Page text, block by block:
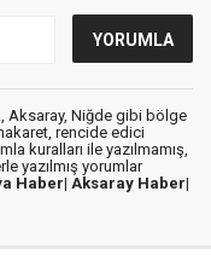
Aksaray, Niğde gibi bölge
rencide edici
kuralları ile yazılmamış,
yazılmış yorumlar
Haber| Aksaray Haber|